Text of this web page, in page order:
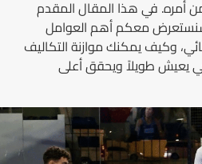
في هذا المقال المقدم
معكم أهم العوامل
وكيف يمكنك موازنة التكاليف
يعيش طويلاً ويحقق أعلى